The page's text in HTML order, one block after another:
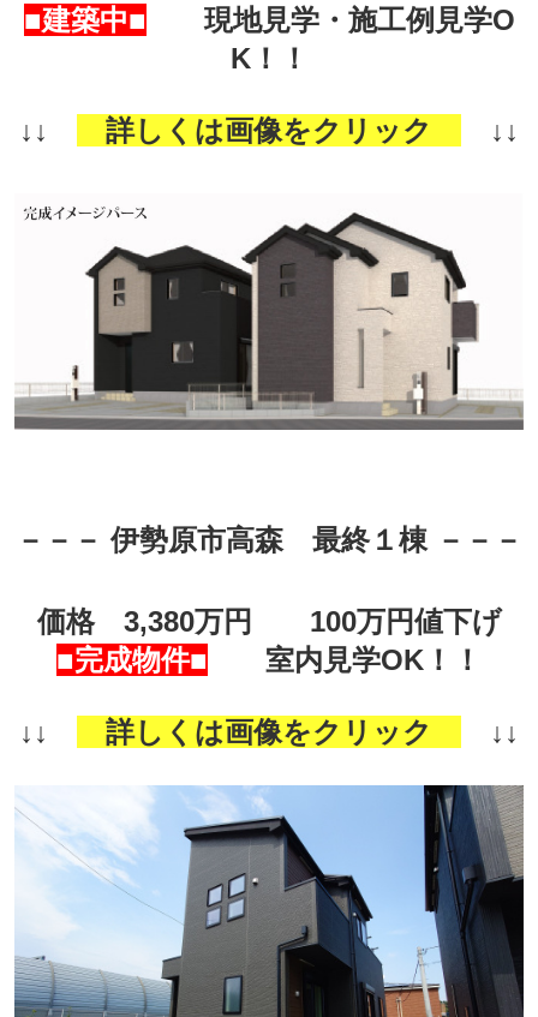
■建築中■ 現地見学・施工例見学O
K！！
↓↓ 詳しくは画像をクリック ↓↓
－－－伊勢原市高森 最終１棟 －－－
価格 3,380万円 100万円値下げ
■完成物件■ 室内見学OK！！
↓↓ 詳しくは画像をクリック ↓↓